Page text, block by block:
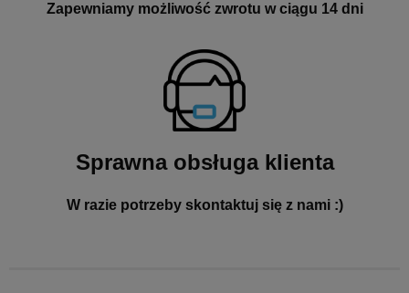
Zapewniamy możliwość zwrotu w ciągu 14 dni
Sprawna obsługa klienta
W razie potrzeby skontaktuj się z nami :)